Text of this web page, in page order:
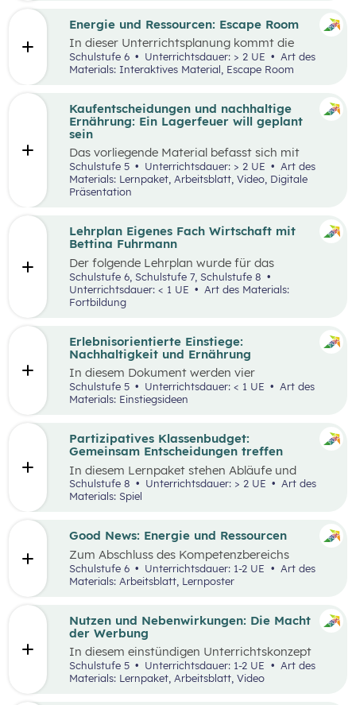
Energie und Ressourcen: Escape Room
In dieser Unterrichtsplanung kommt die
Methode „Escape Room“ zum Einsatz. Ziel ist
es, Inhalte des Kompetenzbereichs
„Nachhaltiger Umgang mit Energie und
durch Kooperation bei der Teamarbeit
zwischenmenschliche Kompetenzen zu stärken
und sogenannte 21
stCentury Skills zu schulen.
Schulstufe 6 Unterrichtsdauer: > 2 UE
Materials: Interaktives Material, Escape Room
Partizipatives Klassenbudget:
Gemeinsam Entscheidungen treffen
In diesem Lernpaket stehen Abläufe und
Methoden im Vordergrund, die den
Schüler:innen helfen sollen, das WIR vor das
Ernährungsrat, wie sich Kaufentscheidungen
auf Umwelt, Gesundheit und das Miteinander
auswirken.
Schulstufe 8 Unterrichtsdauer: > 2 UE
Art des
Materials: Spiel
Kaufentscheidungen und nachhaltige
Ernährung: Ein Lagerfeuer will geplant
sein
Das vorliegende Material befasst sich mit
Kaufentscheidungen, der Herkunft von
Lebensmitteln, dem Bewusstsein für eine
nachhaltige Ernährung sowie mit dem Umgang
sein“aufgebaut. Mit zusätzlich bereitgestellten
Materialien können die im Video
werden.
Schulstufe 5 Unterrichtsdauer: > 2 UE
Art des
Materials: Lernpaket, Arbeitsblatt, Video, Digitale
Präsentation
Nutzen und Nebenwirkungen: Die Macht
der Werbung
In diesem einstündigen Unterrichtskonzept
lernen die Schüler:innen den Nutzen sowie die
Vor- und Nachteile von Werbung kennen.
Schulstufe 5 Unterrichtsdauer: 1-2 UE
Art des
Materials: Lernpaket, Arbeitsblatt, Video
Erlebnisorientierte Einstiege:
Nachhaltigkeit und Ernährung
In diesem Dokument werden vier
Einstiegsideen für denKompetenzbereich
„Leben und Wirtschaften im Hinblick auf
Erlebnis für die Schüler:innen verbunden sind
und wo auch außerschulische Lernorte
Schulstufe 5 Unterrichtsdauer: < 1 UE
Materials: Einstiegsideen
Good News: Energie und Ressourcen
Zum Abschluss des Kompetenzbereichs
„Energie und Ressourcen“ beschäftigen sich
Schüler:innen mit positiven Nachrichten und
Beispielen, damit sie sich von den Problemen,
nicht überwältigt fühlen.
Schulstufe 6 Unterrichtsdauer: 1-2 UE
Materials: Arbeitsblatt, Lernposter
Energie sind seit dem Ukrainekrieg ein
omnipräsentes Thema.
Lehrplan Eigenes Fach Wirtschaft mit
Bettina Fuhrmann
Der folgende Lehrplan wurde für das
Unterrichtsgegenstand “Wirtschaft” für den
Schulpiloten der Stiftung für
Wirtschaftsbildung konzipiert. Wirtschaft
verstehen und gestalten zu lernen steht dabei
Schulstufe 6, Schulstufe 7, Schulstufe 8
Unterrichtsdauer: < 1 UE
Fortbildung